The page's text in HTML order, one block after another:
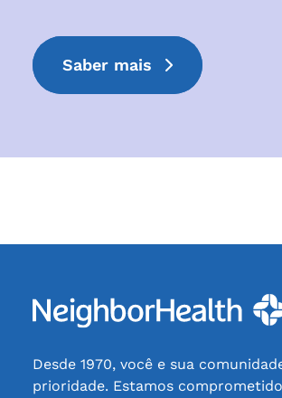
Saber mais
Desde 1970, você e sua
prioridade. Estamos